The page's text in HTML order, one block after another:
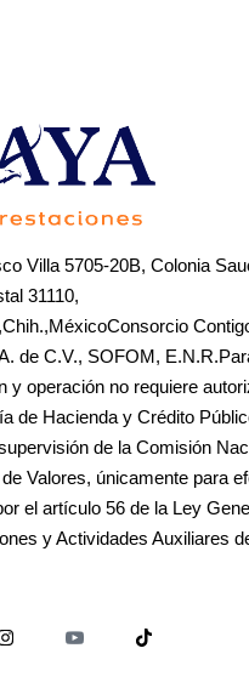
Villa 5705-20B, Colonia
31110,
de C.V., SOFOM,
y operación no requiere
de Hacienda y Crédito
de la Comisión
Valores, únicamente para
el artículo 56 de la Ley
y Actividades Auxiliares